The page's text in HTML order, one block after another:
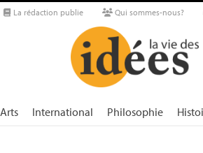
La rédaction publie Qui sommes-nous?
Arts International Philosophie